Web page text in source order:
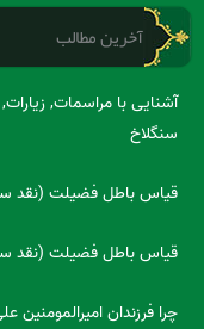
آخرین مطالب
آشنایی با مراسمات,
سنگلاخ
قیاس باطل فضیلت (نقد
قیاس باطل فضیلت (نقد
چرا فرزندان